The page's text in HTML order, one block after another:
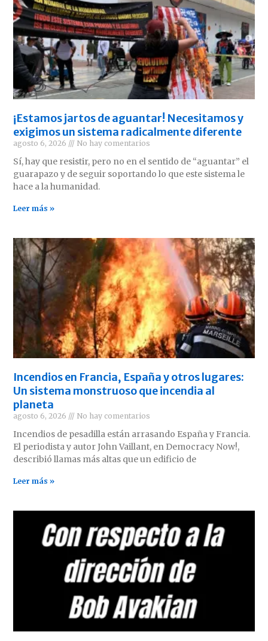
¡Estamos jartos de aguantar! Necesitamos y
exigimos un sistema radicalmente diferente
agosto 6, 2026 No hay comentarios
Sí, hay que resistir, pero no en el sentido de “aguantar” el
guarapazo y de seguir soportando lo que este sistema le
hace a la humanidad.
Leer más »
Incendios en Francia, España y otros lugares:
Un sistema monstruoso que incendia al
planeta
agosto 6, 2026 No hay comentarios
Incendios de pesadilla están arrasando España y Francia.
El periodista y autor John Vaillant, en Democracy Now!,
describió llamas más altas que un edificio de
Leer más »